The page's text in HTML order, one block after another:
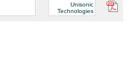
Unisonic
Technologies